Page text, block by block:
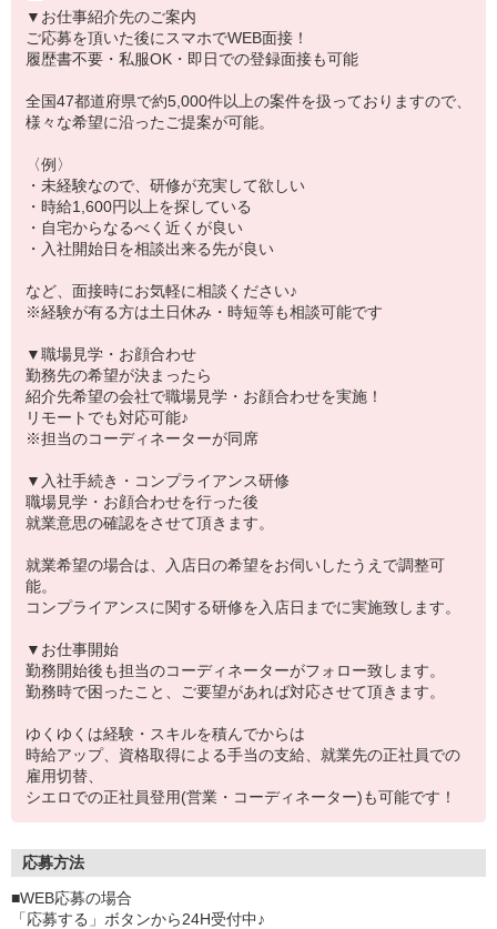
▼お仕事紹介先のご案内
ご応募を頂いた後にスマホでWEB面接！
履歴書不要・私服OK・即日での登録面接も可能
全国47都道府県で約5,000件以上の案件を扱っておりますので、
様々な希望に沿ったご提案が可能。
〈例〉
・未経験なので、研修が充実して欲しい
・時給1,600円以上を探している
・自宅からなるべく近くが良い
・入社開始日を相談出来る先が良い
など、面接時にお気軽に相談ください♪
※経験が有る方は土日休み・時短等も相談可能です
▼職場見学・お顔合わせ
勤務先の希望が決まったら
紹介先希望の会社で職場見学・お顔合わせを実施！
リモートでも対応可能♪
※担当のコーディネーターが同席
▼入社手続き・コンプライアンス研修
職場見学・お顔合わせを行った後
就業意思の確認をさせて頂きます。
就業希望の場合は、入店日の希望をお伺いしたうえで調整可
能。
コンプライアンスに関する研修を入店日までに実施致します。
▼お仕事開始
勤務開始後も担当のコーディネーターがフォロー致します。
勤務時で困ったこと、ご要望があれば対応させて頂きます。
ゆくゆくは経験・スキルを積んでからは
時給アップ、資格取得による手当の支給、就業先の正社員での
雇用切替、
シエロでの正社員登用(営業・コーディネーター)も可能です！
応募方法
■WEB応募の場合
「応募する」ボタンから24H受付中♪